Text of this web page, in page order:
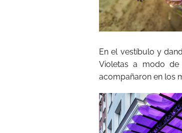
En el vestíbulo y
Violetas a modo
acompañaron en los